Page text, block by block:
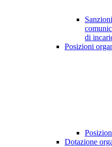
di
Posizioni
Dotazione